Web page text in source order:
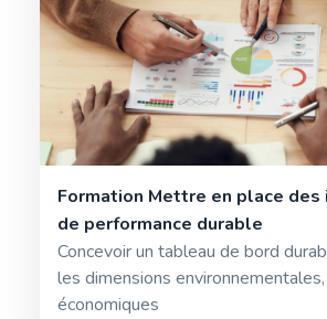
Formation Mettre en place des
de performance durable
Concevoir un tableau de bord
les dimensions
économiques